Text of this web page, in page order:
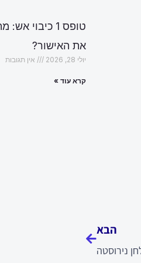
הבא
נירוסטה
טופס 1 כיבוי
את האישור?
יולי 28, 2026 אין תגובות
קרא עוד »